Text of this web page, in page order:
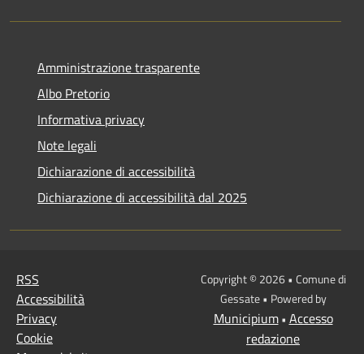
Amministrazione trasparente
Albo Pretorio
Informativa privacy
Note legali
Dichiarazione di accessibilità
Dichiarazione di accessibilità dal 2025
RSS
Accessibilità
Privacy
Cookie
Copyright © 2026 • Comune di
Gessate • Powered by
Municipium• Accesso
redazione